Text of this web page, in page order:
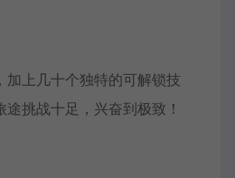
加上几十个独特的可解锁技
挑战十足，兴奋到极致！